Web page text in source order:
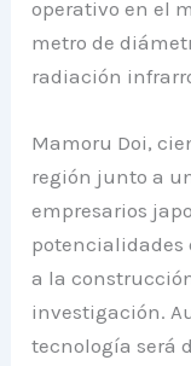
operativo en el
metro de
radiación
Mamoru Doi,
región junto a
empresarios
potencialidades
a la
investigación.
tecnología será